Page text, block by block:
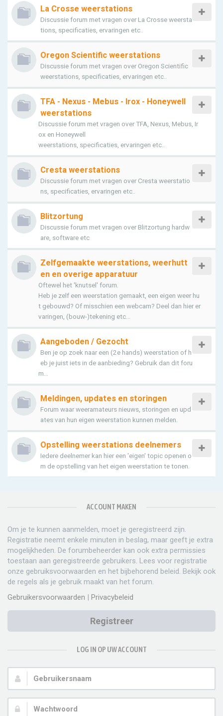
La Crosse weerstations
Discussie forum met vragen over La Crosse weersta
tions, specificaties, ervaringen etc..
Oregon Scientific weerstations
Discussie forum met vragen over Oregon Scientific
weerstations, specificaties, ervaringen etc..
TFA - Nexus - Mebus - Irox - Honeywell
weerstations
Discussie forum met vragen over TFA, Nexus, Mebus, Ir
ox en Honeywell
weerstations, specificaties, ervaringen etc..
Cresta weerstations
Discussie forum met vragen over Cresta weerstatio
ns, specificaties, ervaringen etc..
Blitzortung
Discussie forum met vragen over Blitzortung hardw
are, software etc
Zelfgemaakte weerstations, weerhutt
en en overige apparatuur
Oftewel het 'knutsel' forum.
Heb je zelf een weerstation gemaakt, een eigen weer hu
t gebouwd? Of misschien een webcam? Deel dan hier er
varingen, (bouw-)tekening etc...
Aangeboden / Gezocht
Ben je op zoek naar een (2e hands) weerstation of h
eb je juist iets in de aanbieding? Gebruik dan dit foru
m...
Meldingen, updates en storingen
Forum waar weeramateurs nieuws, storingen en upd
ates van hun eigen weerstation kunnen melden.
Opstelling weerstations deelnemers
Iedere deelnemer kan hier een 'eigen' topic openen o
m de opstelling van het eigen weerstation te tonen.
ACCOUNT MAKEN
Om je te kunnen aanmelden, moet je geregistreerd zijn.
Registratie neemt enkele minuten in beslag, maar geeft je extra
mogelijkheden. De forumbeheerder kan ook extra permissies
toestaan aan geregistreerde gebruikers. Lees voor registratie
onze gebruiksvoorwaarden en het bijbehorend beleid. Bekijk ook
de regels als je gebruik maakt van het forum.
Gebruikersvoorwaarden | Privacybeleid
Registreer
LOG IN OP UW ACCOUNT
Gebruikersnaam:
Wachtwoord: